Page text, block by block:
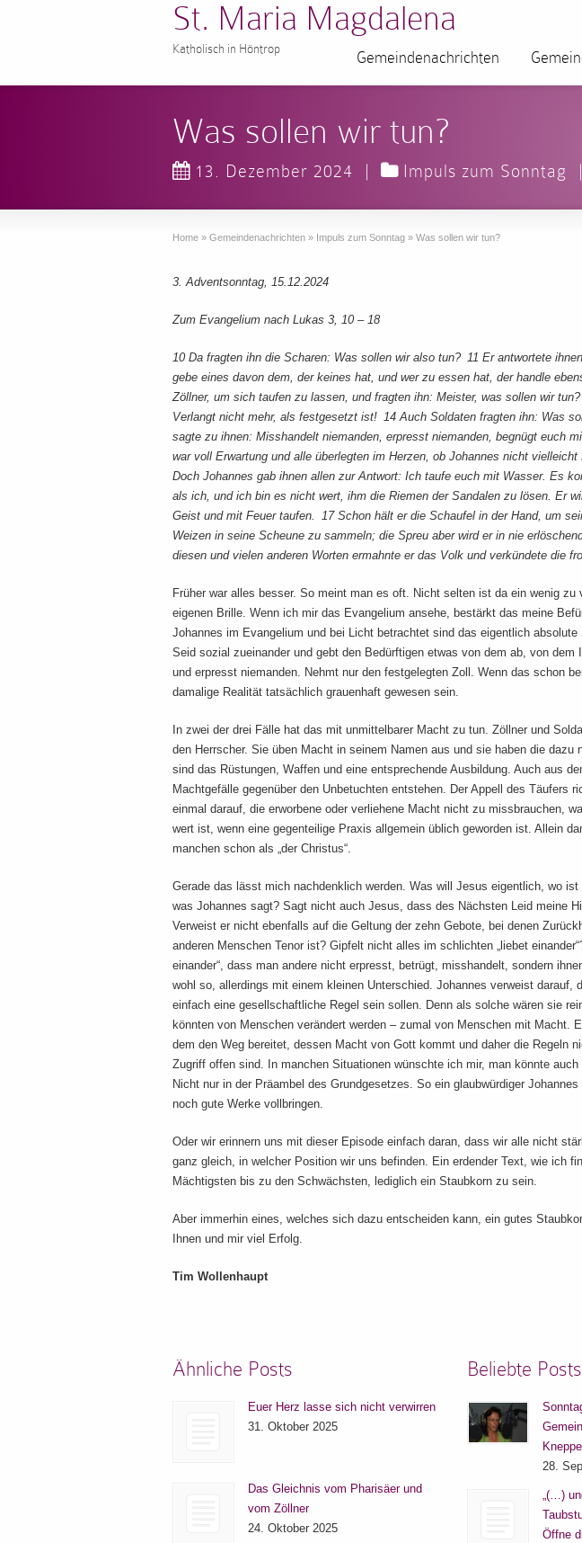
St. Maria Magdalena
Katholisch in Höntrop Gemeindenachrichten
Was sollen wir tun?
13. Dezember 2024 | Impuls zum Sonntag |
Home » Gemeindenachrichten » Impuls zum Sonntag » Was sollen wir tun?
3. Adventsonntag, 15.12.2024
Zum Evangelium nach Lukas 3, 10 – 18
10 Da fragten ihn die Scharen: Was sollen wir also tun? 11 Er antwortete
gebe eines davon dem, der keines hat, und wer zu essen hat, der handle
Zöllner, um sich taufen zu lassen, und fragten ihn: Meister, was sollen wir
Verlangt nicht mehr, als festgesetzt ist! 14 Auch Soldaten fragten ihn: Was
sagte zu ihnen: Misshandelt niemanden, erpresst niemanden, begnügt euch
war voll Erwartung und alle überlegten im Herzen, ob Johannes nicht
Doch Johannes gab ihnen allen zur Antwort: Ich taufe euch mit Wasser. Es
als ich, und ich bin es nicht wert, ihm die Riemen der Sandalen zu lösen. Er
Geist und mit Feuer taufen. 17 Schon hält er die Schaufel in der Hand, um
Weizen in seine Scheune zu sammeln; die Spreu aber wird er in nie
diesen und vielen anderen Worten ermahnte er das Volk und verkündete die
Früher war alles besser. So meint man es oft. Nicht selten ist da ein wenig zu
eigenen Brille. Wenn ich mir das Evangelium ansehe, bestärkt das meine
Johannes im Evangelium und bei Licht betrachtet sind das eigentlich
Seid sozial zueinander und gebt den Bedürftigen etwas von dem ab, von dem
und erpresst niemanden. Nehmt nur den festgelegten Zoll. Wenn das schon
damalige Realität tatsächlich grauenhaft gewesen sein.
In zwei der drei Fälle hat das mit unmittelbarer Macht zu tun. Zöllner und
den Herrscher. Sie üben Macht in seinem Namen aus und sie haben die dazu
sind das Rüstungen, Waffen und eine entsprechende Ausbildung. Auch aus
Machtgefälle gegenüber den Unbetuchten entstehen. Der Appell des Täufers
einmal darauf, die erworbene oder verliehene Macht nicht zu missbrauchen,
wert ist, wenn eine gegenteilige Praxis allgemein üblich geworden ist. Allein
manchen schon als „der Christus“.
Gerade das lässt mich nachdenklich werden. Was will Jesus eigentlich, wo
was Johannes sagt? Sagt nicht auch Jesus, dass des Nächsten Leid meine
Verweist er nicht ebenfalls auf die Geltung der zehn Gebote, bei denen
anderen Menschen Tenor ist? Gipfelt nicht alles im schlichten „liebet
einander“, dass man andere nicht erpresst, betrügt, misshandelt, sondern
wohl so, allerdings mit einem kleinen Unterschied. Johannes verweist darauf,
einfach eine gesellschaftliche Regel sein sollen. Denn als solche wären sie
könnten von Menschen verändert werden – zumal von Menschen mit Macht.
dem den Weg bereitet, dessen Macht von Gott kommt und daher die Regeln
Zugriff offen sind. In manchen Situationen wünschte ich mir, man könnte
Nicht nur in der Präambel des Grundgesetzes. So ein glaubwürdiger
noch gute Werke vollbringen.
Oder wir erinnern uns mit dieser Episode einfach daran, dass wir alle nicht
ganz gleich, in welcher Position wir uns befinden. Ein erdender Text, wie ich
Mächtigsten bis zu den Schwächsten, lediglich ein Staubkorn zu sein.
Aber immerhin eines, welches sich dazu entscheiden kann, ein gutes
Ihnen und mir viel Erfolg.
Tim Wollenhaupt
Ähnliche Posts
Euer Herz lasse sich nicht verwirren
31. Oktober 2025
Das Gleichnis vom Pharisäer und
vom Zöllner
24. Oktober 2025
Beliebte Posts
28.
„(…)
Öffne